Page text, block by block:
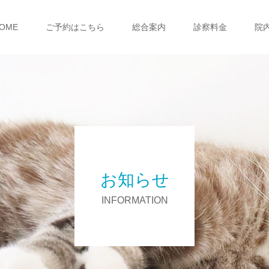
ご予約はこちら 総合案内 診察料金 院
お知らせ
INFORMATION